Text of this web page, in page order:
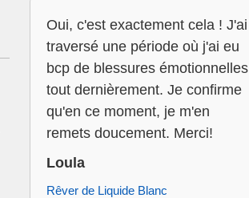
Oui, c'est exactement cela ! J'ai
traversé une période où j'ai eu
bcp de blessures émotionnelles
tout dernièrement. Je confirme
qu'en ce moment, je m'en
remets doucement. Merci!
Loula
Rêver de Liquide Blanc